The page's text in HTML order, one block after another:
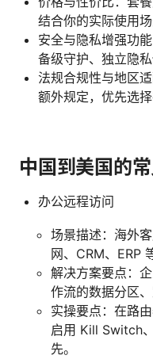
结合你的实际使用
安全与隐私增强功
备级守护、独立隐私
法规合规性与地区
额外规定，优先选
中国到美国的
办公远程访问
场景描述：海外
网、CRM、ERP
解决方案要点：
作流的数据分区
实操要点：在路
启用 Kill Switch
先。